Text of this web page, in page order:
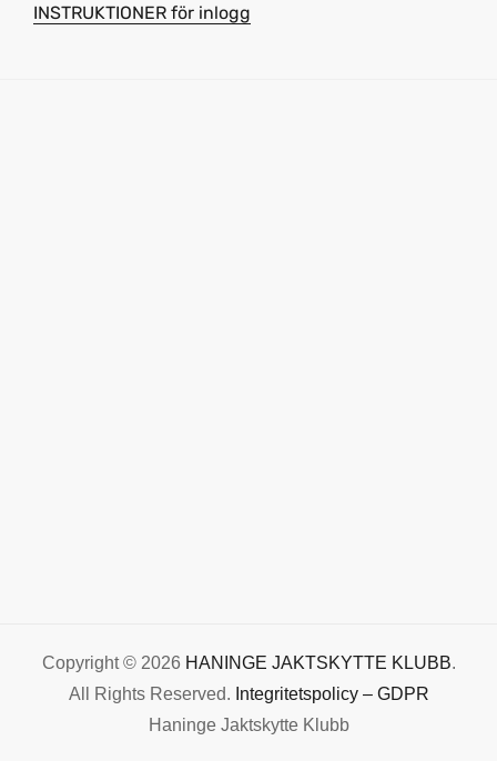
INSTRUKTIONER för inlogg
Copyright © 2026 HANINGE JAKTSKYTTE KLUBB.
All Rights Reserved. Integritetspolicy – GDPR
Haninge Jaktskytte Klubb